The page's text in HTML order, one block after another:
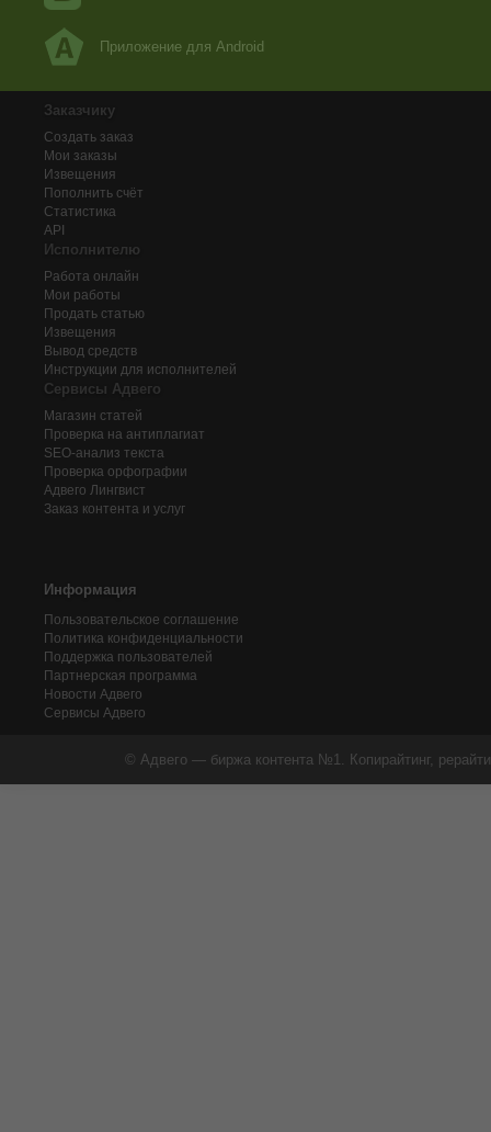
Приложение для Android
Заказчику
Создать заказ
Мои заказы
Извещения
Пополнить счёт
Статистика
API
Исполнителю
Работа онлайн
Мои работы
Продать статью
Извещения
Вывод средств
Инструкции для исполнителей
Сервисы Адвего
Магазин статей
Проверка на антиплагиат
SEO-анализ текста
Проверка орфографии
Адвего Лингвист
Заказ контента и услуг
Информация
Пользовательское соглашение
Политика конфиденциальности
Поддержка пользователей
Партнерская программа
Новости Адвего
Сервисы Адвего
© Адвего — биржа контента №1. Копирайтинг,